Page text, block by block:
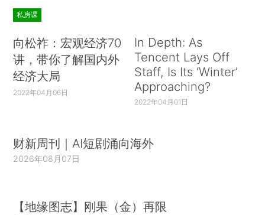
私房课
向松祚：宏观经济70
讲，带你了解国内外
经济大局
2022年04月06日
In Depth: As
Tencent Lays Off
Staff, Is Its ‘Winter’
Approaching?
2022年04月01日
财新周刊｜AI短剧涌向海外
2026年08月07日
【地缘图志】刚果（金）再限